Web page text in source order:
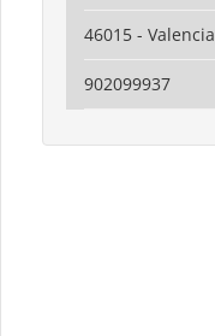
46015 - Valencia
902099937